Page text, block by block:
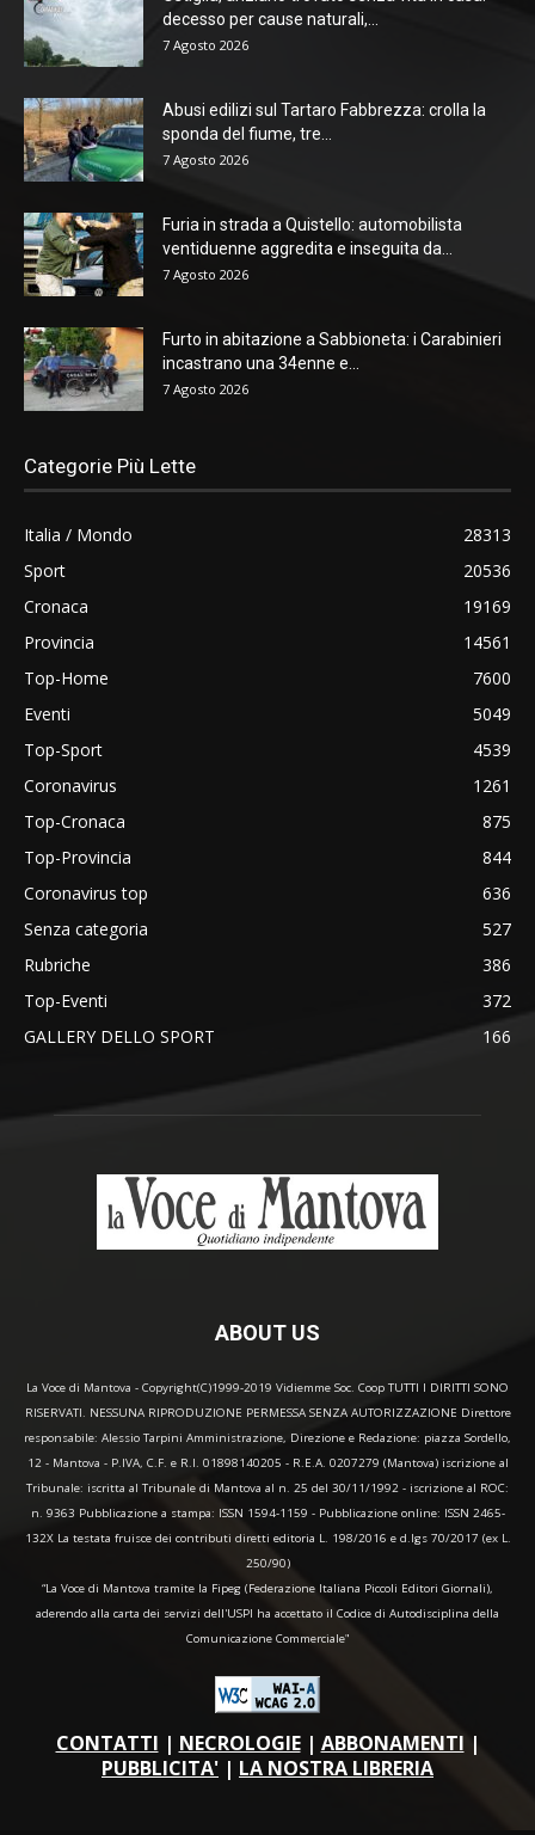
decesso per cause naturali,...
7 Agosto 2026
Abusi edilizi sul Tartaro Fabbrezza: crolla la
sponda del fiume, tre...
7 Agosto 2026
Furia in strada a Quistello: automobilista
ventiduenne aggredita e inseguita da...
7 Agosto 2026
Furto in abitazione a Sabbioneta: i Carabinieri
incastrano una 34enne e...
7 Agosto 2026
Categorie Più Lette
Italia / Mondo
28313
Sport
20536
Cronaca
19169
Provincia
14561
Top-Home
7600
Eventi
5049
Top-Sport
4539
Coronavirus
1261
Top-Cronaca
875
Top-Provincia
844
Coronavirus top
636
Senza categoria
527
Rubriche
386
Top-Eventi
372
GALLERY DELLO SPORT
166
ABOUT US
La Voce di Mantova - Copyright(C)1999-2019 Vidiemme Soc. Coop TUTTI I DIRITTI SONO
RISERVATI. NESSUNA RIPRODUZIONE PERMESSA SENZA AUTORIZZAZIONE Direttore
responsabile: Alessio Tarpini Amministrazione, Direzione e Redazione: piazza Sordello,
12 - Mantova - P.IVA, C.F. e R.I. 01898140205 - R.E.A. 0207279 (Mantova) iscrizione al
Tribunale: iscritta al Tribunale di Mantova al n. 25 del 30/11/1992 - iscrizione al ROC:
n. 9363 Pubblicazione a stampa: ISSN 1594-1159 - Pubblicazione online: ISSN 2465-
132X La testata fruisce dei contributi diretti editoria L. 198/2016 e d.lgs 70/2017 (ex L.
250/90)
“La Voce di Mantova tramite la Fipeg (Federazione Italiana Piccoli Editori Giornali),
aderendo alla carta dei servizi dell'USPI ha accettato il Codice di Autodisciplina della
Comunicazione Commerciale"
CONTATTI | NECROLOGIE| ABBONAMENTI |
PUBBLICITA' | LA NOSTRA LIBRERIA